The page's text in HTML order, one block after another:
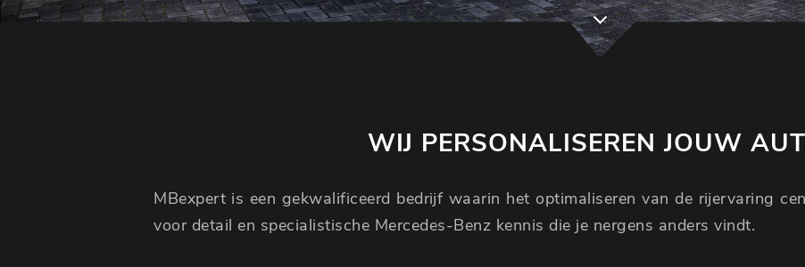
WIJ PERSONALISEREN JOUW
MBexpert is een gekwalificeerd bedrijf waarin het optimaliseren van de rijervaring
voor detail en specialistische Mercedes-Benz kennis die je nergens anders vindt.